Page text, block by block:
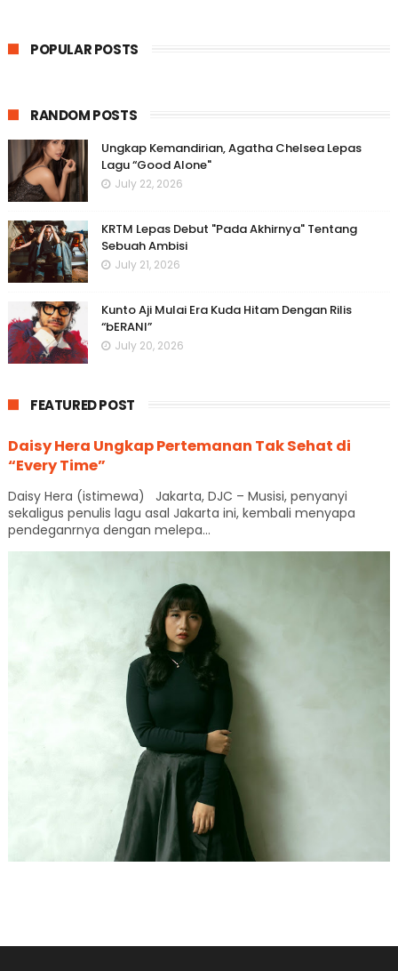
POPULAR POSTS
RANDOM POSTS
Ungkap Kemandirian, Agatha Chelsea Lepas
Lagu “Good Alone"
July 22, 2026
KRTM Lepas Debut "Pada Akhirnya" Tentang
Sebuah Ambisi
July 21, 2026
Kunto Aji Mulai Era Kuda Hitam Dengan Rilis
“bERANI”
July 20, 2026
FEATURED POST
Daisy Hera Ungkap Pertemanan Tak Sehat di
“Every Time”
Daisy Hera (istimewa) Jakarta, DJC – Musisi, penyanyi
sekaligus penulis lagu asal Jakarta ini, kembali menyapa
pendeganrnya dengan melepa...